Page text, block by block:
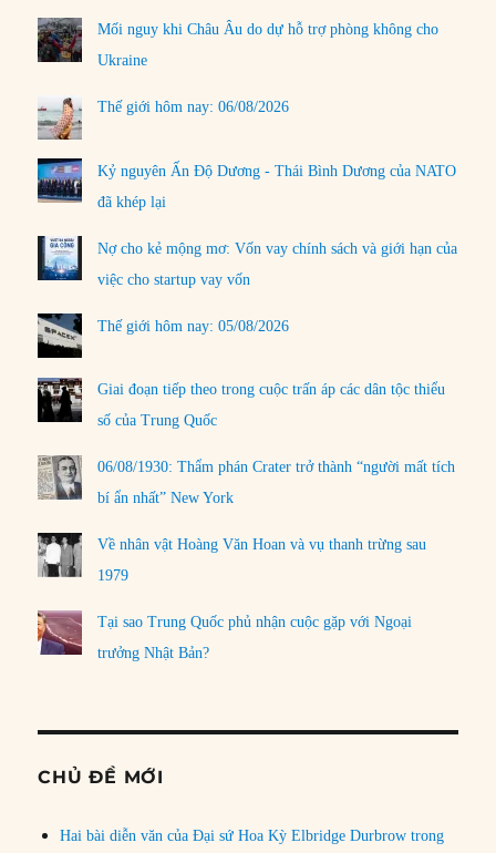
Mối nguy khi Châu Âu do dự hỗ trợ phòng không cho
Ukraine
Thế giới hôm nay: 06/08/2026
Kỷ nguyên Ấn Độ Dương - Thái Bình Dương của NATO
đã khép lại
Nợ cho kẻ mộng mơ: Vốn vay chính sách và giới hạn của
việc cho startup vay vốn
Thế giới hôm nay: 05/08/2026
Giai đoạn tiếp theo trong cuộc trấn áp các dân tộc thiểu
số của Trung Quốc
06/08/1930: Thẩm phán Crater trở thành “người mất tích
bí ẩn nhất” New York
Về nhân vật Hoàng Văn Hoan và vụ thanh trừng sau
1979
Tại sao Trung Quốc phủ nhận cuộc gặp với Ngoại
trưởng Nhật Bản?
CHỦ ĐỀ MỚI
Hai bài diễn văn của Đại sứ Hoa Kỳ Elbridge Durbrow trong